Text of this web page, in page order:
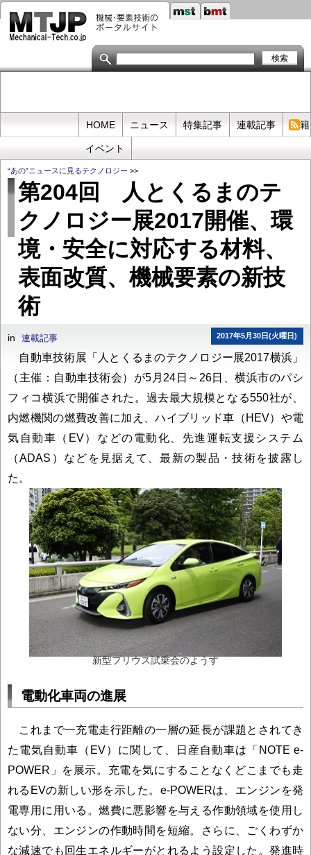
メ
イ
テ
HOME ニュース 特集記事 連載記事 書
イベント
“あの”ニュースに見るテクノロジー >>
第204回 人とくるまのテ
クノロジー展2017開催、環
境・安全に対応する材料、
表面改質、機械要素の新技
術
2017年5月30日(火曜日)
in 連載記事
自動車技術展「人とくるまのテクノロジー展2017横浜」
（主催：自動車技術会）が5月24日～26日、横浜市のパシ
フィコ横浜で開催された。過去最大規模となる550社が、
内燃機関の燃費改善に加え、ハイブリッド車（HEV）や電
気自動車（EV）などの電動化、先進運転支援システム
（ADAS）などを見据えて、最新の製品・技術を披露し
た。
新型プリウス試乗会のようす
電動化車両の進展
これまで一充電走行距離の一層の延長が課題とされてき
た電気自動車（EV）に関して、日産自動車は「NOTE e-
POWER」を展示。充電を気にすることなくどこまでも走
れるEVの新しい形を示した。e-POWERは、エンジンを発
電専用に用いる。燃費に悪影響を与える作動領域を使用し
ない分、エンジンの作動時間を短縮。さらに、ごくわずか
な減速でも回生エネルギーがとれるよう設定した。発進時